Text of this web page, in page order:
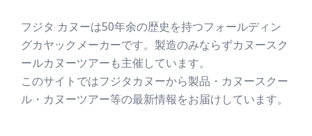
フジタ カヌーは50年余の歴史を持つフォールディン
グカヤックメーカーです。製造のみならずカヌースク
ールカヌーツアーも主催しています。
このサイトではフジタカヌーから製品・カヌースクー
ル・カヌーツアー等の最新情報をお届けしています。